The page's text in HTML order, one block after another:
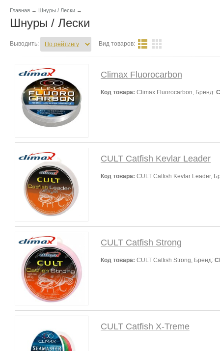
Главная → Шнуры / Лески →
Шнуры / Лески
Выводить: Вид товаров:
Climax Fluorocarbon
Код товара: Climax Fluorocarbon, Бренд:
CULT Catfish Kevlar Leader
Код товара: CULT Catfish Kevlar Leader,
CULT Catfish Strong
Код товара: CULT Catfish Strong, Бренд:
CULT Catfish X-Treme